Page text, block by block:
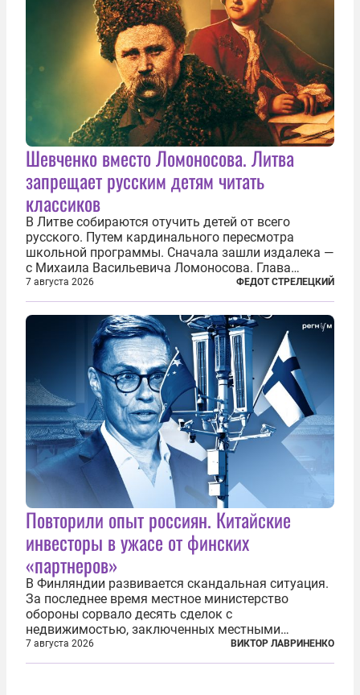
Шевченко вместо Ломоносова. Литва
запрещает русским детям читать
классиков
В Литве собираются отучить детей от всего
русского. Путем кардинального пересмотра
школьной программы. Сначала зашли издалека —
с Михаила Васильевича Ломоносова. Глава
правительства Литвы Миндаугас Синкявичюс
предложил исключить его тексты из программ
общего образования. Мотивировал он это тем,
7 августа 2026 ФЕДОТ СТРЕЛЕЦКИЙ
Повторили опыт россиян. Китайские
инвесторы в ужасе от финских
«партнеров»
В Финляндии развивается скандальная ситуация.
За последнее время местное министерство
обороны сорвало десять сделок с
недвижимостью, заключенных местными
фирмами с китайским капиталом. Чиновники
заявили, что они могли заключаться с целью
7 августа 2026 ВИКТОР ЛАВРИНЕНКО